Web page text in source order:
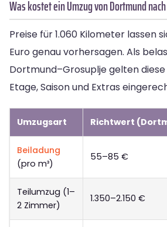
Was kostet ein Umzug von Dortmund
Preise für 1.060 Kilometer lassen
Euro genau vorhersagen. Als
Dortmund–Grosuplje gelten
Etage, Saison und Extras
Umzugsart Richtwert
Beiladung
(pro m³)
55–85 €
Teilumzug (1–
2 Zimmer)
1.350–2.150 €